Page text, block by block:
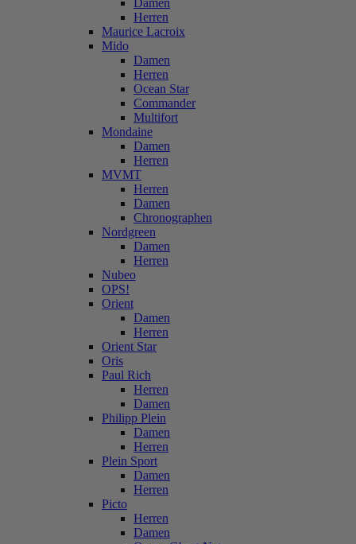
Damen
Herren
Maurice Lacroix
Mido
Damen
Herren
Ocean Star
Commander
Multifort
Mondaine
Damen
Herren
MVMT
Herren
Damen
Chronographen
Nordgreen
Damen
Herren
Nubeo
OPS!
Orient
Damen
Herren
Orient Star
Oris
Paul Rich
Herren
Damen
Philipp Plein
Damen
Herren
Plein Sport
Damen
Herren
Picto
Herren
Damen